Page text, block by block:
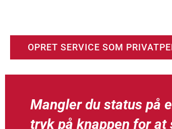
OPRET SERVICE SOM
Mangler du status på
tryk på knappen for at